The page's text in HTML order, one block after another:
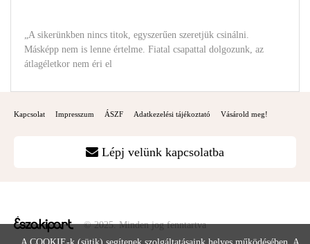
„A sikerünkben nincs titok, egyszerűen szeretjük csinálni.
Másképp nem is lenne értelme. Fiatal csapattal dolgozunk, az
átlagéletkor nem éri el
Kapcsolat Impresszum ÁSZF Adatkezelési tájékoztató Vásárold meg!
Lépj velünk kapcsolatba
© 2025. Minden jog fenntartva